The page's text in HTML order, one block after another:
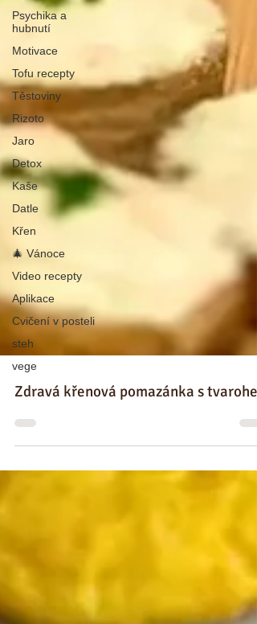
Psychika a
hubnutí
Motivace
Tofu recepty
Těstoviny
Rizoto
Jaro
Detox
Kaše
Datle
Křen
🎄 Vánoce
Video recepty
Aplikace
Cvičení v posteli
steh
vege
Zdravá křenová pomazánka s